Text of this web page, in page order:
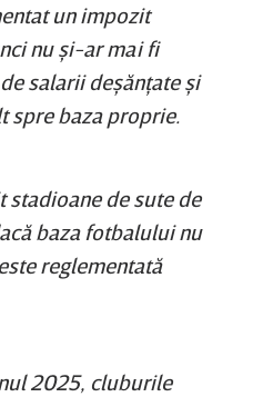
un impozit
nu şi-ar mai fi
salarii deşănţate şi
spre baza proprie.
stadioane de sute de
baza fotbalului nu
reglementată
2025, cluburile